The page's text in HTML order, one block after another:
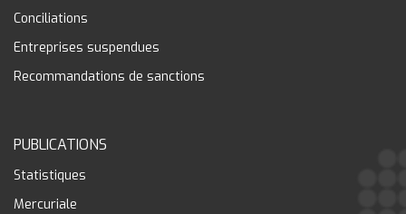
Conciliations
Entreprises suspendues
Recommandations de sanctions
PUBLICATIONS
Statistiques
Mercuriale